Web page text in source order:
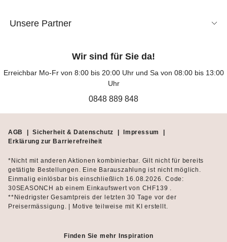
Unsere Partner
Wir sind für Sie da!
Erreichbar Mo-Fr von 8:00 bis 20:00 Uhr und Sa von 08:00 bis 13:00
Uhr
0848 889 848
AGB Sicherheit & Datenschutz Impressum
Erklärung zur Barrierefreiheit
*Nicht mit anderen Aktionen kombinierbar. Gilt nicht für bereits
getätigte Bestellungen. Eine Barauszahlung ist nicht möglich.
Einmalig einlösbar bis einschließlich 16.08.2026. Code:
30SEASONCH ab einem Einkaufswert von CHF139 .
**Niedrigster Gesamtpreis der letzten 30 Tage vor der
Preisermässigung. | Motive teilweise mit KI erstellt.
Finden Sie mehr Inspiration